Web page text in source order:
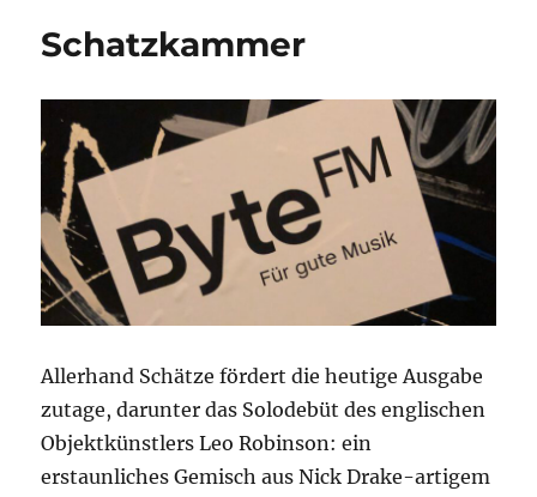
Schatzkammer
Allerhand Schätze fördert die heutige Ausgabe
zutage, darunter das Solodebüt des englischen
Objektkünstlers Leo Robinson: ein
erstaunliches Gemisch aus Nick Drake-artigem